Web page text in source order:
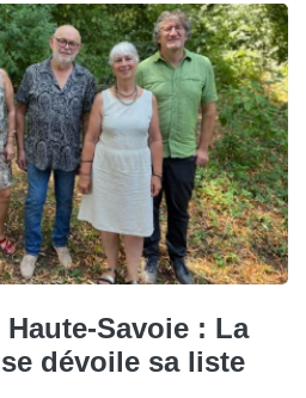
Savoie : La
dévoile sa liste